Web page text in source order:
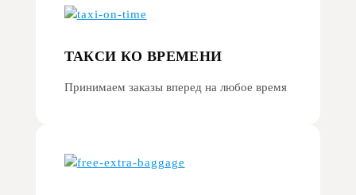
ТАКСИ КО ВРЕМЕНИ
Принимаем заказы вперед на любое время